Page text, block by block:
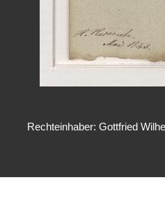
Rechteinhaber: Gottfried